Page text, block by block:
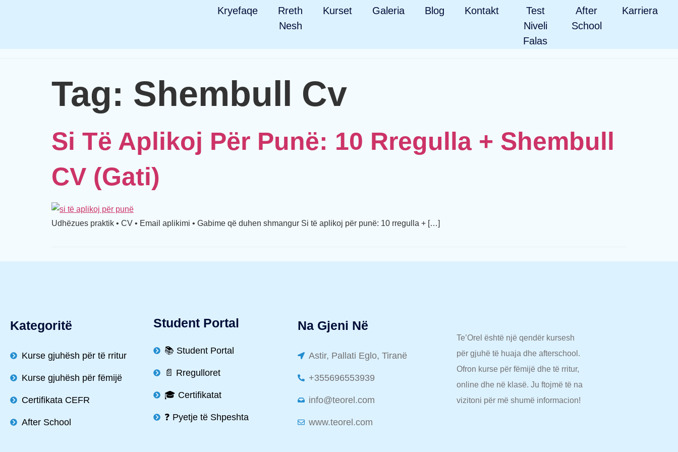
Kryefaqe
Rreth
Nesh
Kurset Galeria Blog Kontakt
Test
Niveli
Falas
After
School
Karriera
Tag: Shembull Cv
Si Të Aplikoj Për Punë: 10 Rregulla + Shembull
CV (gati)
Udhëzues praktik • CV • Email aplikimi • Gabime që duhen shmangur Si të aplikoj për punë: 10 rregulla + […]
Kategoritë
Kurse gjuhësh për të rritur
Kurse gjuhësh për fëmijë
Certifikata CEFR
After School
Student Portal
📚 Student Portal
📄 Rregulloret
🎓 Certifikatat
❓ Pyetje të Shpeshta
Na Gjeni Në
Astir, Pallati Eglo, Tiranë
+355696553939
info@teorel.com
www.teorel.com
Te’Orel është një qendër kursesh
për gjuhë të huaja dhe afterschool.
Ofron kurse për fëmijë dhe të rritur,
online dhe në klasë. Ju ftojmë të na
vizitoni për më shumë informacion!